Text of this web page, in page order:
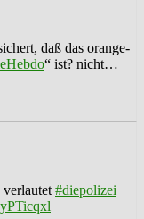
daß das orange-
“ ist? nicht…
#diepolizei